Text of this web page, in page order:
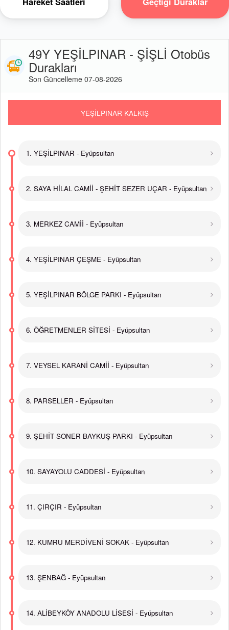
49Y YEŞİLPINAR - ŞİŞLİ Otobüs
Durakları
Son Güncelleme 07-08-2026
YEŞİLPINAR KALKIŞ
1. YEŞİLPINAR - Eyüpsultan
2. SAYA HİLAL CAMİİ - ŞEHİT SEZER UÇAR - Eyüpsultan
3. MERKEZ CAMİİ - Eyüpsultan
4. YEŞİLPINAR ÇEŞME - Eyüpsultan
5. YEŞİLPINAR BÖLGE PARKI - Eyüpsultan
6. ÖĞRETMENLER SİTESİ - Eyüpsultan
7. VEYSEL KARANİ CAMİİ - Eyüpsultan
8. PARSELLER - Eyüpsultan
9. ŞEHİT SONER BAYKUŞ PARKI - Eyüpsultan
10. SAYAYOLU CADDESİ - Eyüpsultan
11. ÇIRÇIR - Eyüpsultan
12. KUMRU MERDİVENİ SOKAK - Eyüpsultan
13. ŞENBAĞ - Eyüpsultan
14. ALİBEYKÖY ANADOLU LİSESİ - Eyüpsultan